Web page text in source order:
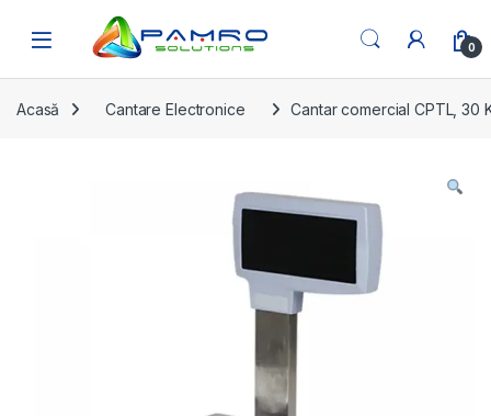
Skip to navigation
Open 0
Acasă Cantare Electronice Cantar comercial CPTL, 30